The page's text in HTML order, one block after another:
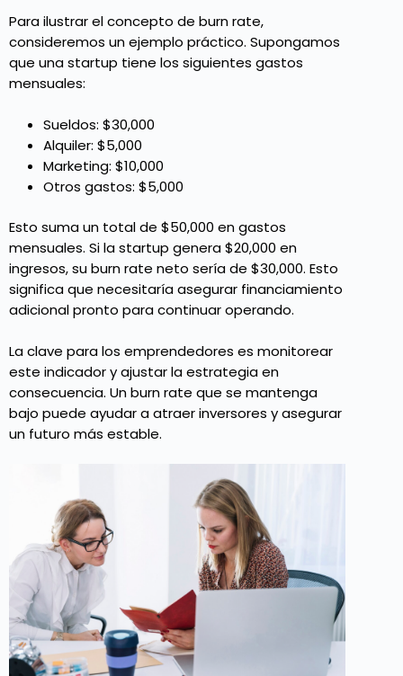
Para ilustrar el concepto de burn rate,
consideremos un ejemplo práctico. Supongamos
que una startup tiene los siguientes gastos
mensuales:
Sueldos: $30,000
Alquiler: $5,000
Marketing: $10,000
Otros gastos: $5,000
Esto suma un total de $50,000 en gastos
mensuales. Si la startup genera $20,000 en
ingresos, su burn rate neto sería de $30,000. Esto
significa que necesitaría asegurar financiamiento
adicional pronto para continuar operando.
La clave para los emprendedores es monitorear
este indicador y ajustar la estrategia en
consecuencia. Un burn rate que se mantenga
bajo puede ayudar a atraer inversores y asegurar
un futuro más estable.